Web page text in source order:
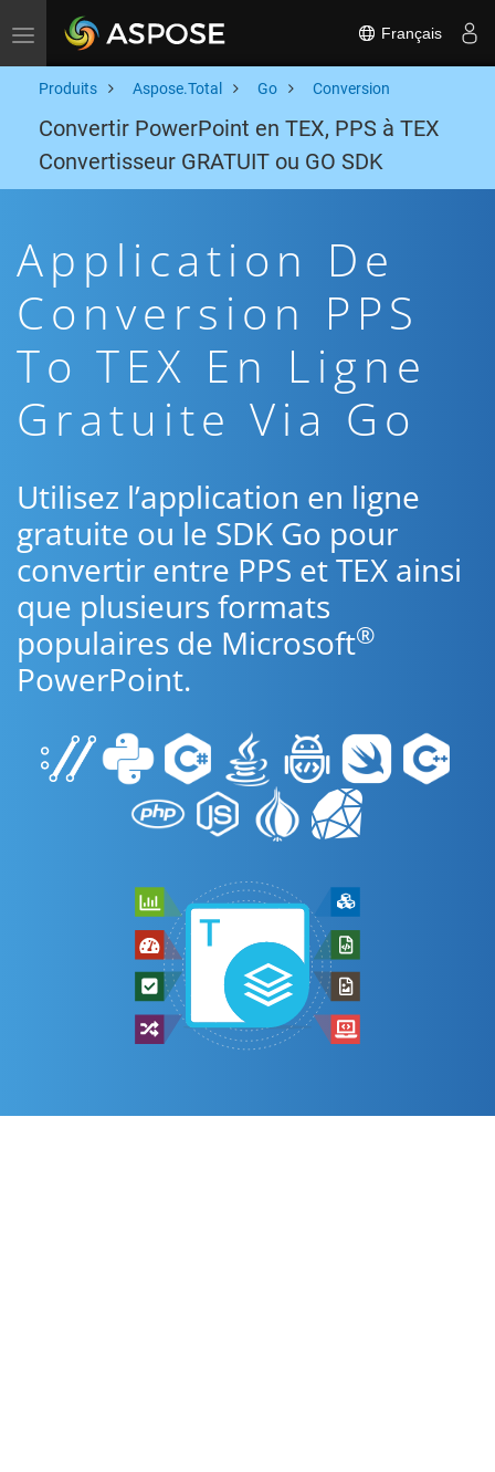
Toggle navigation Français
Produits Aspose.Total Go Conversion
Convertir PowerPoint en TEX, PPS à TEX
Convertisseur GRATUIT ou GO SDK
Application De
Conversion PPS
To TEX En Ligne
Gratuite Via Go
Utilisez l’application en ligne
gratuite ou le SDK Go pour
convertir entre PPS et TEX ainsi
que plusieurs formats
populaires de Microsoft®
PowerPoint.